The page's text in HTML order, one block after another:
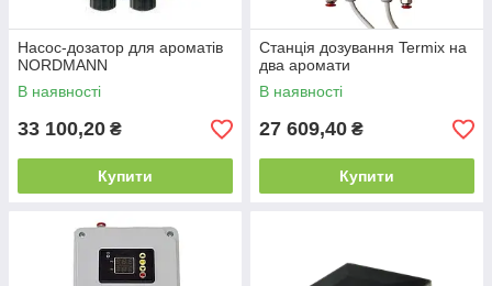
Насос-дозатор для ароматів
NORDMANN
В наявності
33 100,20 ₴
Купити
Станція дозування Termix на
два аромати
В наявності
27 609,40 ₴
Купити